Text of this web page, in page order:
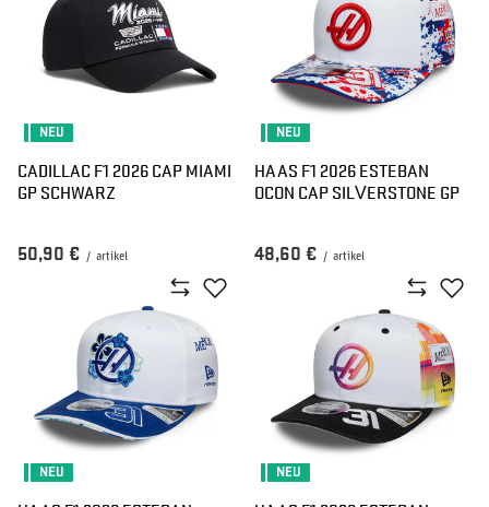
NEU
CADILLAC F1 2026 CAP MIAMI
GP SCHWARZ
50,90 € / artikel
NEU
HAAS F1 2026 ESTEBAN
OCON CAP SILVERSTONE GP
48,60 € / artikel
NEU NEU